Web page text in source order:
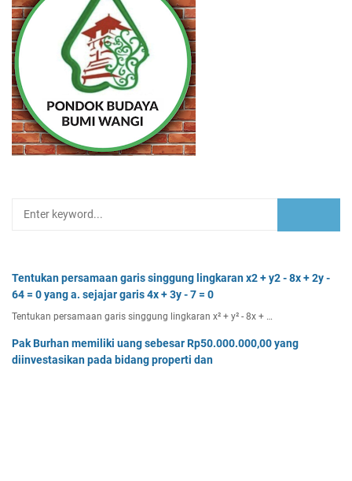
Tentukan persamaan garis singgung lingkaran x2 + y2 - 8x + 2y -
64 = 0 yang a. sejajar garis 4x + 3y - 7 = 0
Tentukan persamaan garis singgung lingkaran x² + y² - 8x + …
Pak Burhan memiliki uang sebesar Rp50.000.000,00 yang
diinvestasikan pada bidang properti dan